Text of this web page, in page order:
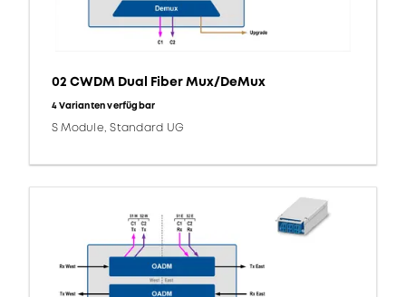
02 CWDM Dual Fiber Mux/DeMux
4 Varianten verfügbar
S Module, Standard UG